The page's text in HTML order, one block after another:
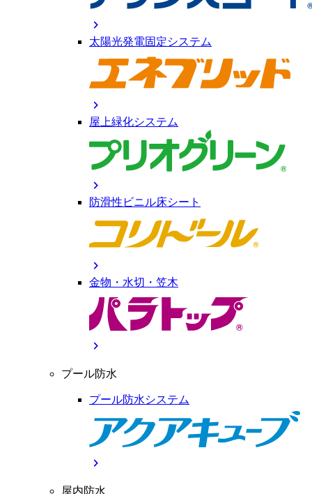
chevron_right
太陽光発電固定システム
chevron_right
屋上緑化システム
chevron_right
防滑性ビニル床シート
chevron_right
金物・水切・笠木
chevron_right
プール防水
プール防水システム
chevron_right
屋内防水